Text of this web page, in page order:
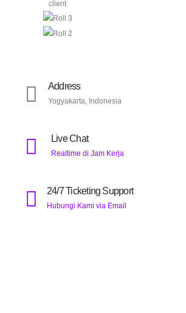
Address
Yogyakarta, Indonesia
Live Chat
Realtime di Jam Kerja
24/7 Ticketing Support
Hubungi Kami via Email